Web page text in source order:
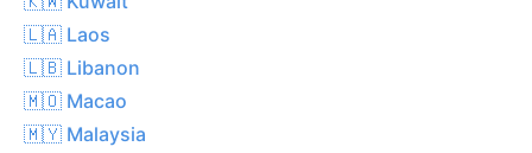
🇱🇦 Laos
🇱🇧 Libanon
🇲🇴 Macao
🇲🇾 Malaysia